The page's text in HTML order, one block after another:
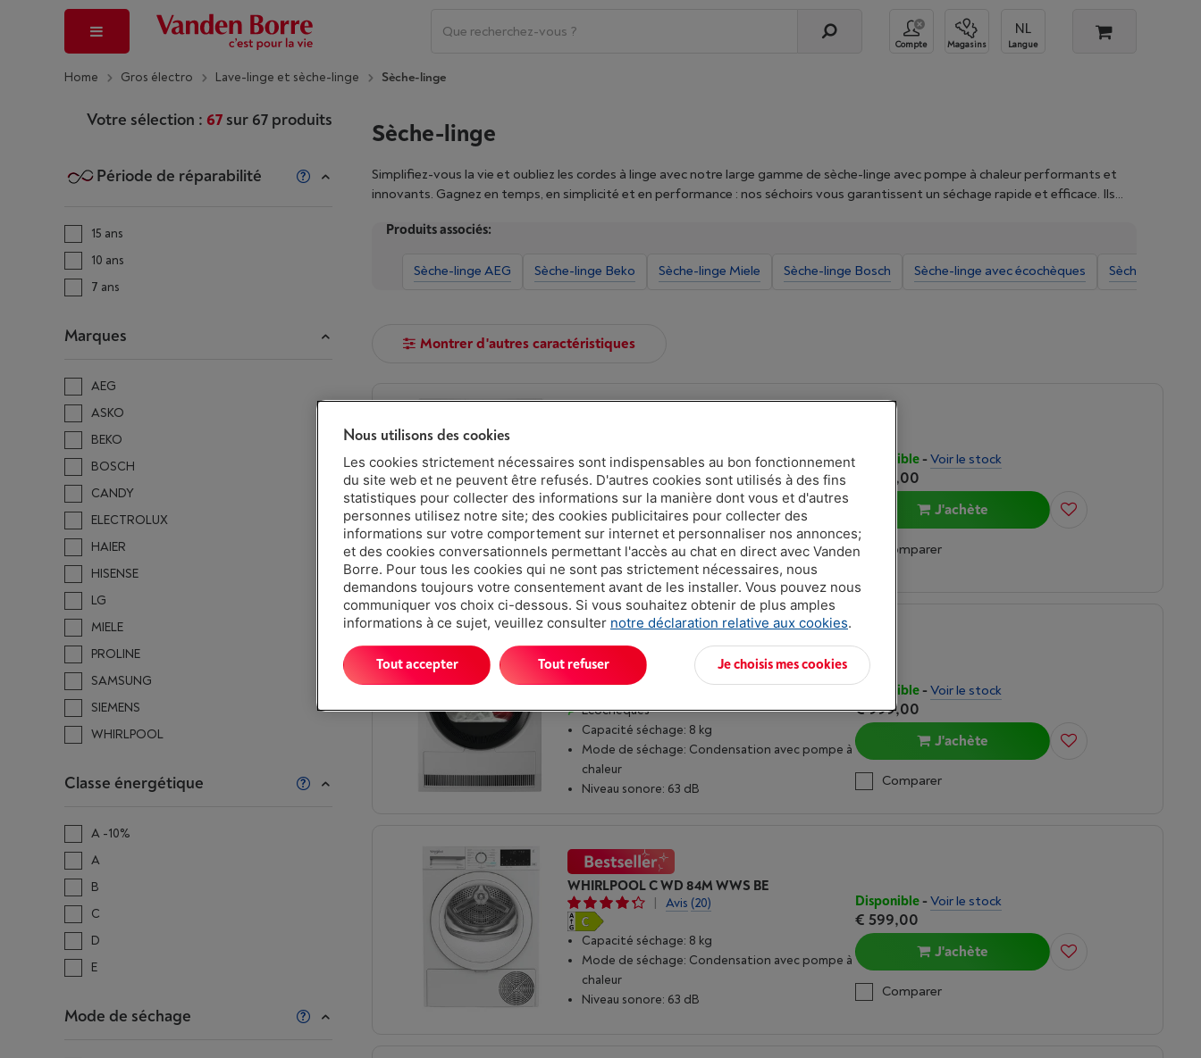
Compte Magasins Langue
Home Gros électro Lave-linge et sèche-linge Sèche-linge
Votre sélection : 67sur 67produits
Période de réparabilité
15 ans
10 ans
7 ans
Marques
AEG
ASKO
BEKO
BOSCH
CANDY
ELECTROLUX
HAIER
HISENSE
LG
MIELE
PROLINE
SAMSUNG
SIEMENS
WHIRLPOOL
Classe énergétique
A -10%
A
B
C
D
E
Mode de séchage
Sèche-linge
Simplifiez-vous la vie et oubliez les cordes à linge avec notre large gamme de sèche-linge avec pompe à chaleur performants et
innovants. Gagnez en temps, en simplicité et en performance : nos séchoirs vous garantissent un séchage rapide et efficace. Ils
chez Vanden Borre, et sélectionnez votre modèle en utilisant les filtres dans la colonne de gauche.
Produits associés:
Sèche-linge AEG Sèche-linge Beko Sèche-linge Miele Sèche-linge Bosch Sèche-linge avec écochèques Sèche-linge
Montrer d'autres caractéristiques
| Avis(246)
Capacité séchage: 8 kg
Mode de séchage: Condensation avec pompe à
chaleur
Niveau sonore: 61 dB
Disponible- Voir le stock
€ 899,00
J'achète
Comparer
AEG TR88BHDC - 8000 ABSOLUTECARE
(65)
Écochèques
Capacité séchage: 8 kg
Mode de séchage: Condensation avec pompe à
chaleur
Niveau sonore: 63 dB
Disponible- Voir le stock
€ 999,00
J'achète
Comparer
WHIRLPOOL C WD 84M WWS BE
Avis (20)
Capacité séchage: 8 kg
Mode de séchage: Condensation avec pompe à
chaleur
Niveau sonore: 63 dB
Disponible- Voir le stock
€ 599,00
J'achète
Comparer
Nous utilisons des cookies
Les cookies strictement nécessaires sont indispensables au bon fonctionnement
du site web et ne peuvent être refusés. D'autres cookies sont utilisés à des fins
statistiques pour collecter des informations sur la manière dont vous et d'autres
personnes utilisez notre site; des cookies publicitaires pour collecter des
informations sur votre comportement sur internet et personnaliser nos annonces;
et des cookies conversationnels permettant l'accès au chat en direct avec Vanden
Borre. Pour tous les cookies qui ne sont pas strictement nécessaires, nous
demandons toujours votre consentement avant de les installer. Vous pouvez nous
communiquer vos choix ci-dessous. Si vous souhaitez obtenir de plus amples
informations à ce sujet, veuillez consulter notre déclaration relative aux cookies.
Je choisis mes cookies
Tout refuser
Tout accepter